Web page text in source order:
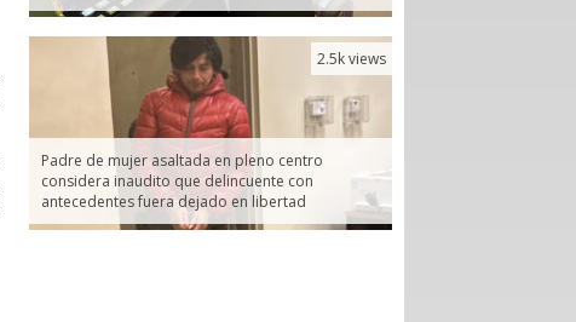
Padre de mujer asaltada en pleno centro
considera inaudito que delincuente con
antecedentes fuera dejado en libertad
2.5k views